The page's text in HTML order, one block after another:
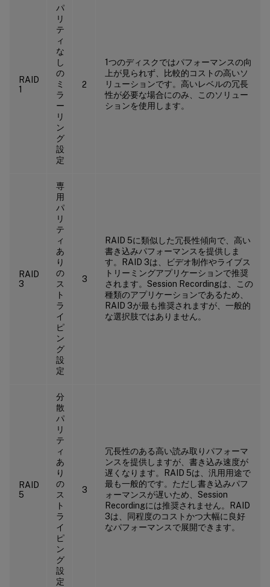
RAID
1
パ
リ
テ
ィ
な
し
の
ミ
ラ
ー
リ
ン
グ
設
定
2
1つのディスクではパフォーマンスの向
上が見られず、比較的コストの高いソ
リューションです。高いレベルの冗長
性が必要な場合にのみ、このソリュー
ションを使用します。
RAID
3
専
用
パ
リ
テ
ィ
あ
り
の
ス
ト
ラ
イ
ピ
ン
グ
設
定
3
RAID 5に類似した冗長性傾向で、高い
書き込みパフォーマンスを提供しま
す。RAID 3は、ビデオ制作やライブス
トリーミングアプリケーションで推奨
されます。Session Recordingは、この
種類のアプリケーションであるため、
RAID 3が最も推奨されますが、一般的
な選択肢ではありません。
RAID
5
分
散
パ
リ
テ
ィ
あ
り
の
ス
ト
ラ
イ
ピ
ン
グ
設
定
3
冗長性のある高い読み取りパフォーマ
ンスを提供しますが、書き込み速度が
遅くなります。RAID 5は、汎用用途で
最も一般的です。ただし書き込みパフ
ォーマンスが遅いため、Session
Recordingには推奨されません。RAID
3は、同程度のコストかつ大幅に良好
なパフォーマンスで展開できます。